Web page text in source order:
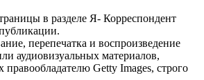
в разделе Я- Корреспондент
перепечатка и воспроизведение
аудиовизуальных материалов,
Getty Images, строго